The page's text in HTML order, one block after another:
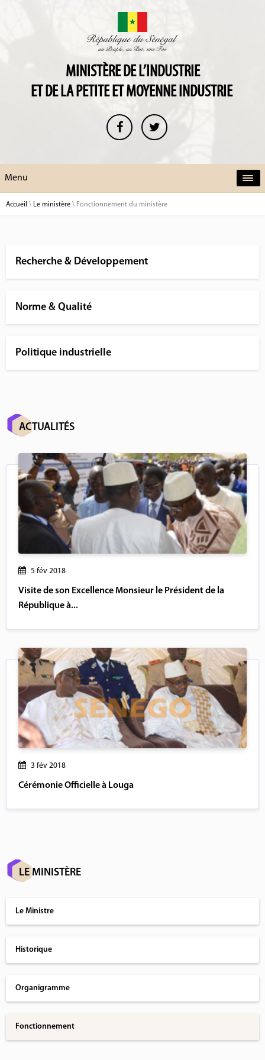
MINISTÈRE DE L’INDUSTRIE
ET DE LA PETITE ET MOYENNE INDUSTRIE
Menu
Accueil \ Le ministère \ Fonctionnement du ministère
Recherche & Développement
Norme & Qualité
Politique industrielle
ACTUALITÉS
5 fév 2018
Visite de son Excellence Monsieur le Président de la
République à...
3 fév 2018
Cérémonie Officielle à Louga
LE MINISTÈRE
Le Ministre
Historique
Organigramme
Fonctionnement